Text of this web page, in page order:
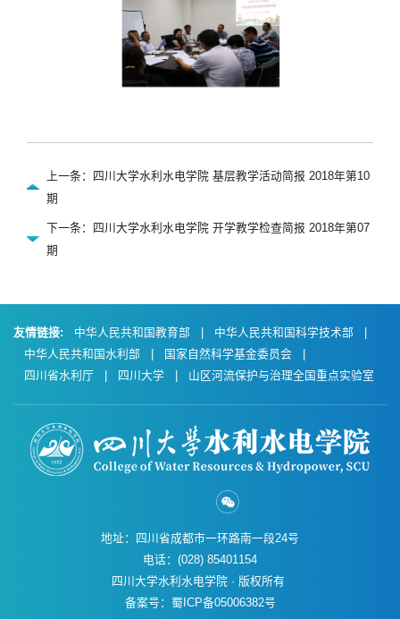
上一条：四川大学水利水电学院 基层教学活动简报 2018年第10
期
下一条：四川大学水利水电学院 开学教学检查简报 2018年第07
期
友情链接: 中华人民共和国教育部 中华人民共和国科学技术部
中华人民共和国水利部
国家自然科学基金委员会
四川省水利厅
四川大学 山区河流保护与治理全国重点实验室
地址：四川省成都市一环路南一段24号
电话：(028) 85401154
四川大学水利水电学院 · 版权所有
备案号：蜀ICP备05006382号